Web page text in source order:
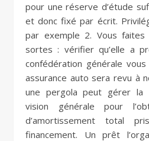
pour une réserve d’étude
et donc fixé par écrit.
par exemple 2. Vous faites
sortes : vérifier qu’elle a
confédération générale
assurance auto sera revu à
une pergola peut gérer la
vision générale pour
d’amortissement total
financement. Un prêt